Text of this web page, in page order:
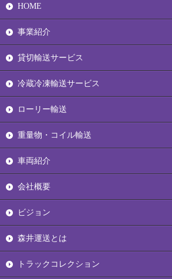
HOME
事業紹介
貸切輸送サービス
冷蔵冷凍輸送サービス
ローリー輸送
重量物・コイル輸送
車両紹介
会社概要
ビジョン
森井運送とは
トラックコレクション